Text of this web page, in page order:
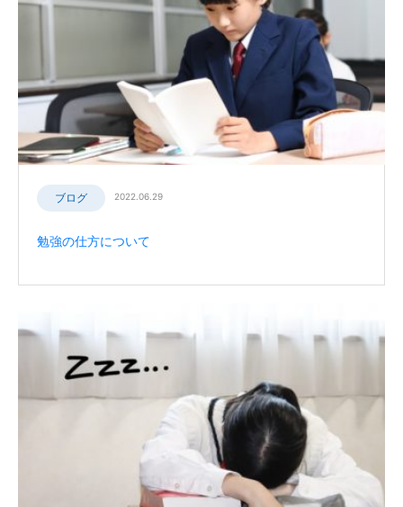
ブログ 2022.06.29
勉強の仕方について